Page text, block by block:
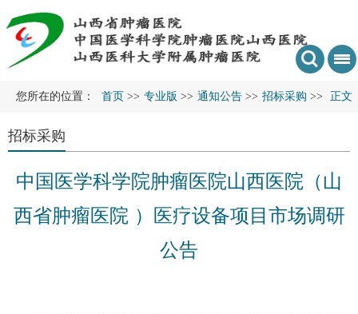
您所在的位置： 首页 >> 专业版 >> 通知公告 >> 招标采购 >> 正文
招标采购
中国医学科学院肿瘤医院山西医院（山
西省肿瘤医院 ）医疗设备项目市场调研
公告